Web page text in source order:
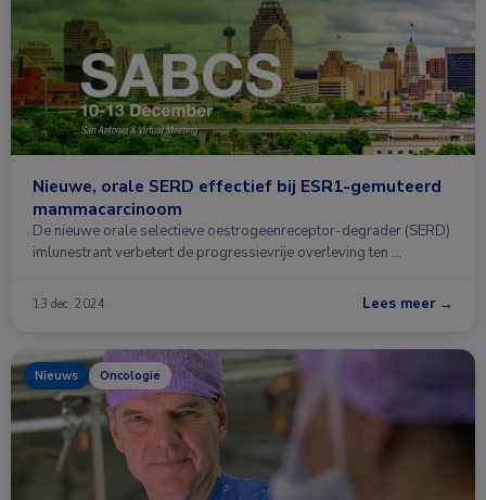
Nieuwe, orale SERD effectief bij ESR1-gemuteerd
mammacarcinoom
De nieuwe orale selectieve oestrogeenreceptor-degrader (SERD)
imlunestrant verbetert de progressievrije overleving ten …
13 dec. 2024 Lees meer →
Nieuws Oncologie